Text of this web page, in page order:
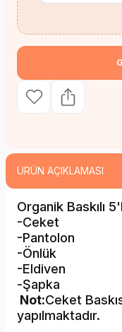
ÜRÜN AÇIKLAMASI
Organik Baskılı
-Ceket
-Pantolon
-Önlük
-Eldiven
-Şapka
Not:Ceket
yapılmaktadır.